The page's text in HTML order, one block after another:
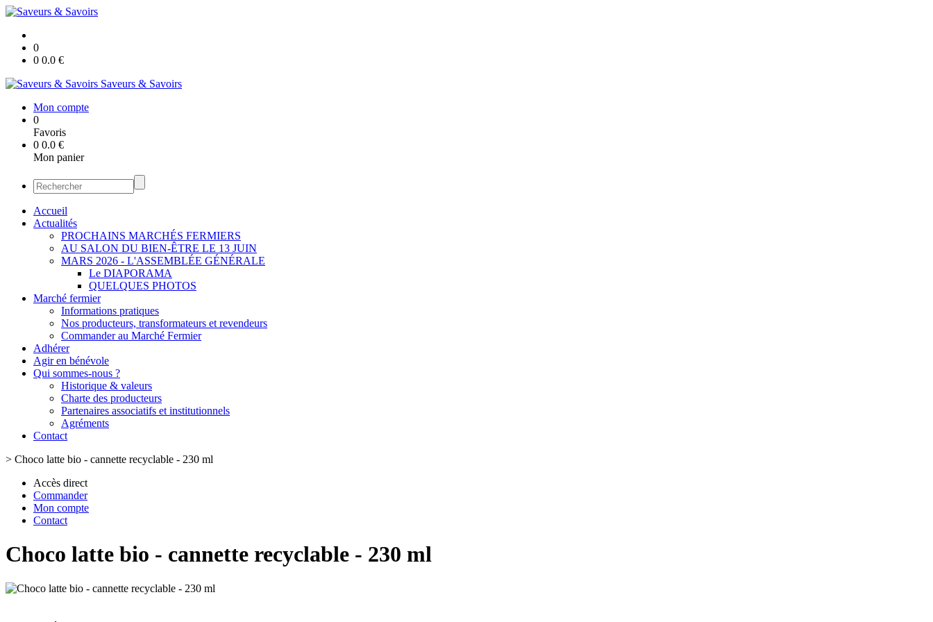
0
0 0.0 €
Saveurs & Savoirs
Mon compte
0
Favoris
0 0.0 €
Mon panier
Accueil
Actualités
PROCHAINS MARCHÉS FERMIERS
AU SALON DU BIEN-ÊTRE LE 13 JUIN
MARS 2026 - L'ASSEMBLÉE GÉNÉRALE
Le DIAPORAMA
QUELQUES PHOTOS
Marché fermier
Informations pratiques
Nos producteurs, transformateurs et revendeurs
Commander au Marché Fermier
Adhérer
Agir en bénévole
Qui sommes-nous ?
Historique & valeurs
Charte des producteurs
Partenaires associatifs et institutionnels
Agréments
Contact
> Choco latte bio - cannette recyclable - 230 ml
Accès direct
Commander
Mon compte
Contact
Choco latte bio - cannette recyclable - 230 ml